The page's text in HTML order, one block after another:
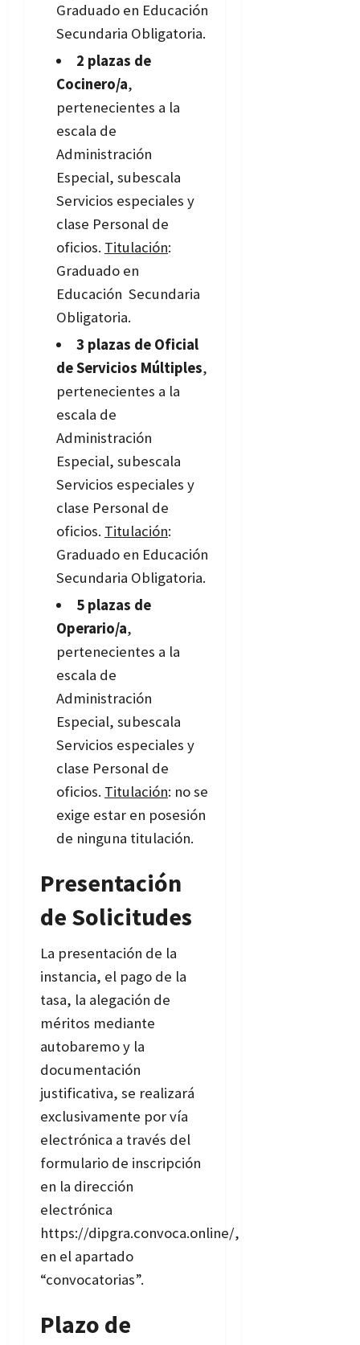
Graduado en Educación
Secundaria Obligatoria.
2 plazas de
Cocinero/a,
pertenecientes a la
escala de
Administración
Especial, subescala
Servicios especiales y
clase Personal de
oficios. Titulación:
Graduado en
Educación Secundaria
Obligatoria.
3 plazas de Oficial
de Servicios Múltiples,
pertenecientes a la
escala de
Administración
Especial, subescala
Servicios especiales y
clase Personal de
oficios. Titulación:
Graduado en Educación
Secundaria Obligatoria.
5 plazas de
Operario/a,
pertenecientes a la
escala de
Administración
Especial, subescala
Servicios especiales y
clase Personal de
oficios. Titulación: no se
exige estar en posesión
de ninguna titulación.
Presentación
de Solicitudes
La presentación de la
instancia, el pago de la
tasa, la alegación de
méritos mediante
autobaremo y la
documentación
justificativa, se realizará
exclusivamente por vía
electrónica a través del
formulario de inscripción
en la dirección
electrónica
https://dipgra.convoca.online/,
en el apartado
“convocatorias”.
Plazo de